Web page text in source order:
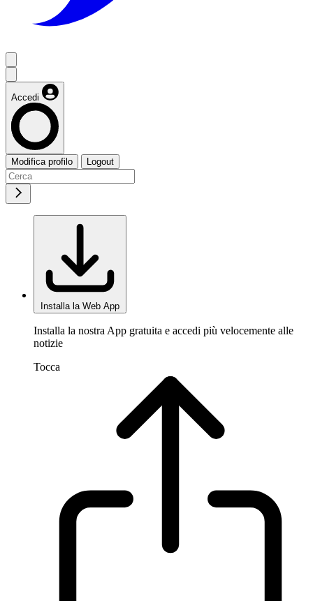
Accedi
Modifica profilo Logout
Installa la Web App
Installa la nostra App gratuita e accedi più velocemente alle
notizie
Tocca